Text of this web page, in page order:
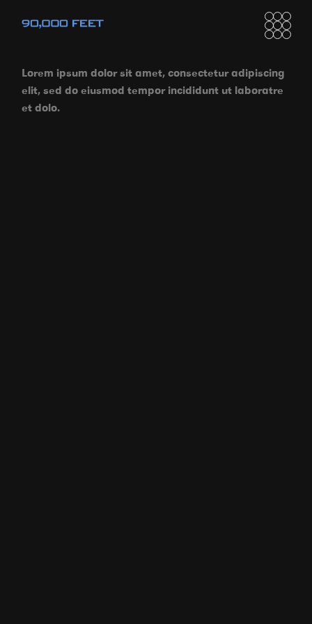
Lorem ipsum dolor sit amet, consectetur adipiscing
elit, sed do eiusmod tempor incididunt ut laboratre
et dolo.